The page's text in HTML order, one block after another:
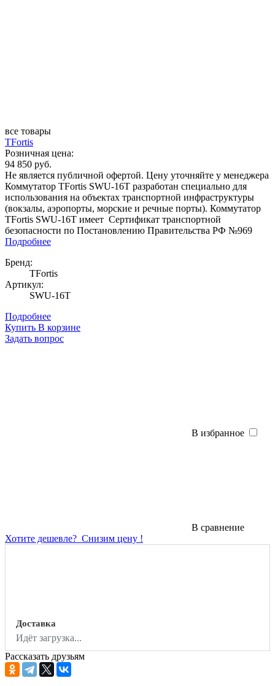
все товары
TFortis
Розничная цена:
94 850 руб.
Не является публичной офертой. Цену уточняйте у менеджера
Коммутатор TFortis SWU-16T разработан специально для
использования на объектах транспортной инфраструктуры
(вокзалы, аэропорты, морские и речные порты). Коммутатор
TFortis SWU-16T имеет Сертификат транспортной
безопасности по Постановлению Правительства РФ №969
Подробнее
Бренд:
TFortis
Артикул:
SWU-16T
Подробнее
Купить В корзине
Задать вопрос
В избранное
В сравнение
Хотите дешевле? Снизим цену !
Доставка
Идёт загрузка...
Рассказать друзьям